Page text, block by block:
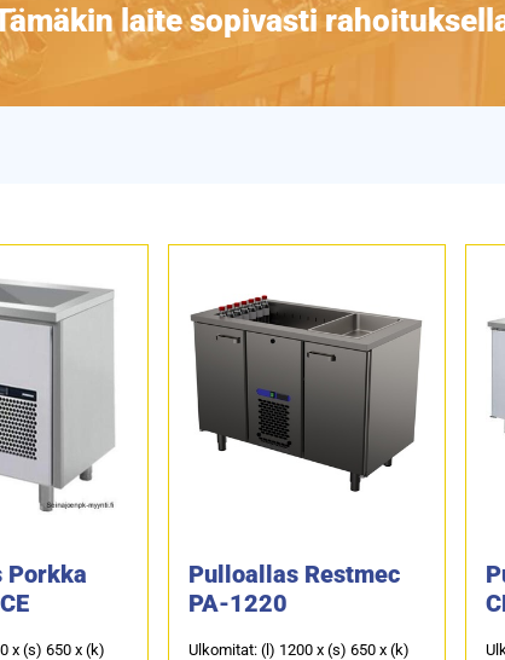
laite sopivasti
Porkka
x (s) 650 x (k)
Pulloallas Restmec
PA-1220
Ulkomitat: (l) 1200 x (s) 650 x (k)